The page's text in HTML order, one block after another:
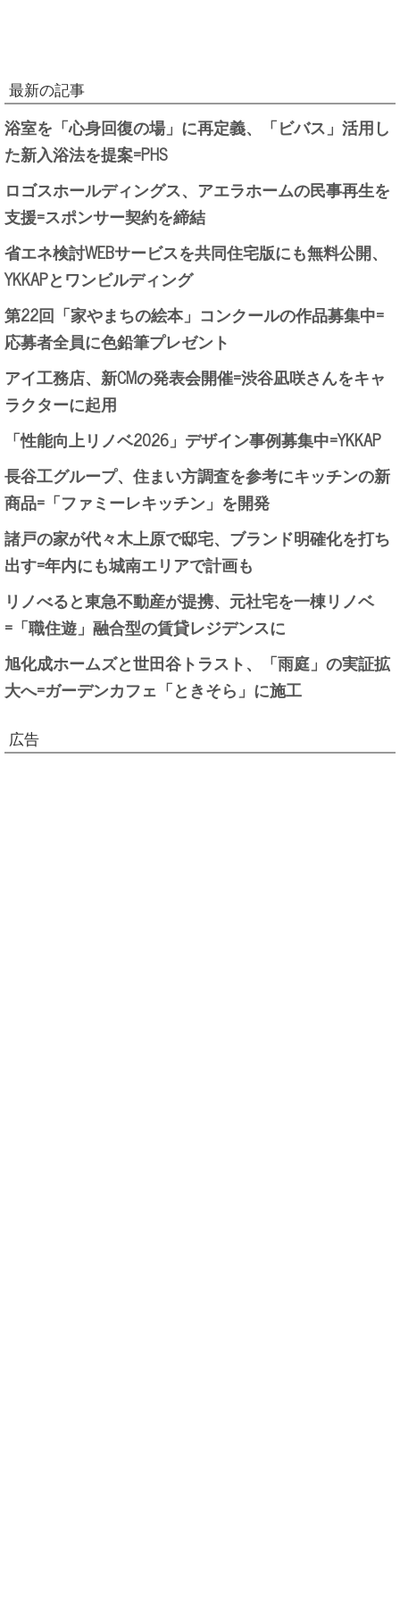
最新の記事
浴室を「心身回復の場」に再定義、「ビバス」活用し
た新入浴法を提案=PHS
ロゴスホールディングス、アエラホームの民事再生を
支援=スポンサー契約を締結
省エネ検討WEBサービスを共同住宅版にも無料公開、
YKKAPとワンビルディング
第22回「家やまちの絵本」コンクールの作品募集中=
応募者全員に色鉛筆プレゼント
アイ工務店、新CMの発表会開催=渋谷凪咲さんをキャ
ラクターに起用
「性能向上リノベ2026」デザイン事例募集中=YKKAP
長谷工グループ、住まい方調査を参考にキッチンの新
商品=「ファミーレキッチン」を開発
諸戸の家が代々木上原で邸宅、ブランド明確化を打ち
出す=年内にも城南エリアで計画も
リノべると東急不動産が提携、元社宅を一棟リノベ
=「職住遊」融合型の賃貸レジデンスに
旭化成ホームズと世田谷トラスト、「雨庭」の実証拡
大へ=ガーデンカフェ「ときそら」に施工
広告